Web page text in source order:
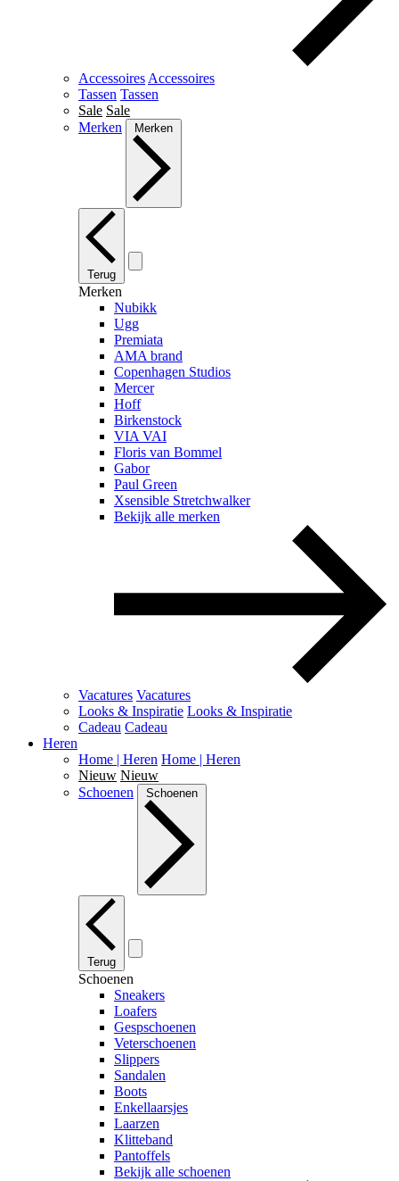
Accessoires Accessoires
Tassen Tassen
Sale Sale
Merken
Merken
Terug
Merken
Nubikk
Ugg
Premiata
AMA brand
Copenhagen Studios
Mercer
Hoff
Birkenstock
VIA VAI
Floris van Bommel
Gabor
Paul Green
Xsensible Stretchwalker
Bekijk alle merken
Vacatures Vacatures
Looks & Inspiratie Looks & Inspiratie
Cadeau Cadeau
Heren
Home | Heren Home | Heren
Nieuw Nieuw
Schoenen
Schoenen
Terug
Schoenen
Sneakers
Loafers
Gespschoenen
Veterschoenen
Slippers
Sandalen
Boots
Enkellaarsjes
Laarzen
Klitteband
Pantoffels
Bekijk alle schoenen